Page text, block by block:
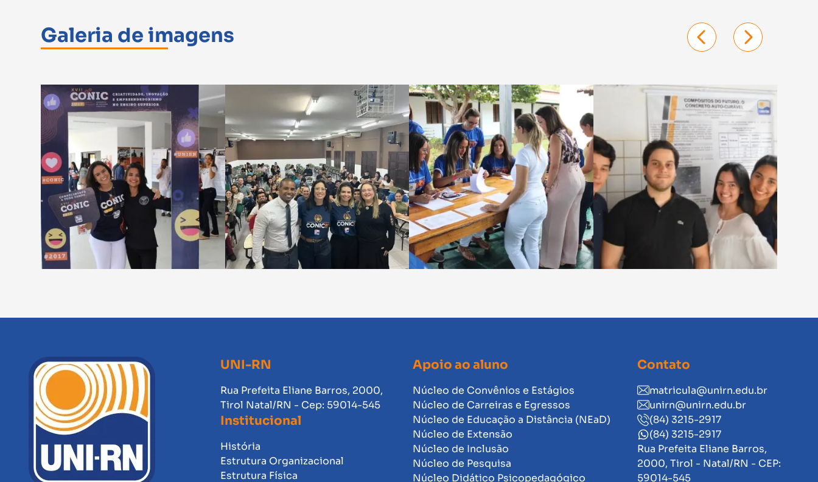
Galeria de imagens
UNI-RN
Rua Prefeita Eliane Barros, 2000,
Tirol Natal/RN - Cep: 59014-545
Institucional
História
Estrutura Organizacional
Estrutura Física
Apoio ao aluno
Núcleo de Convênios e Estágios
Núcleo de Carreiras e Egressos
Núcleo de Educação a Distância (NEaD)
Núcleo de Extensão
Núcleo de Inclusão
Núcleo de Pesquisa
Núcleo Didático Psicopedagógico
Contato
matricula@unirn.edu.br
unirn@unirn.edu.br
(84) 3215-2917
(84) 3215-2917
Rua Prefeita Eliane Barros,
2000, Tirol - Natal/RN - CEP:
59014-545